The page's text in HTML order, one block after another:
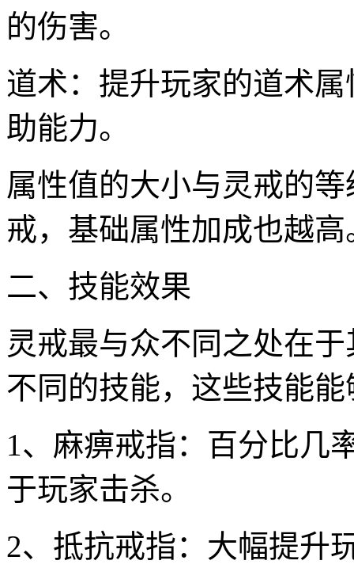
的伤害。
道术：提升玩家的道术
助能力。
属性值的大小与灵戒的
戒，基础属性加成也越高
二、技能效果
灵戒最与众不同之处在
不同的技能，这些技能
1、麻痹戒指：百分比几
于玩家击杀。
2、抵抗戒指：大幅提升